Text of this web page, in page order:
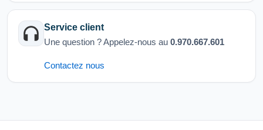
Service client
Une question ? Appelez-nous au 0.970.667.601
Contactez nous